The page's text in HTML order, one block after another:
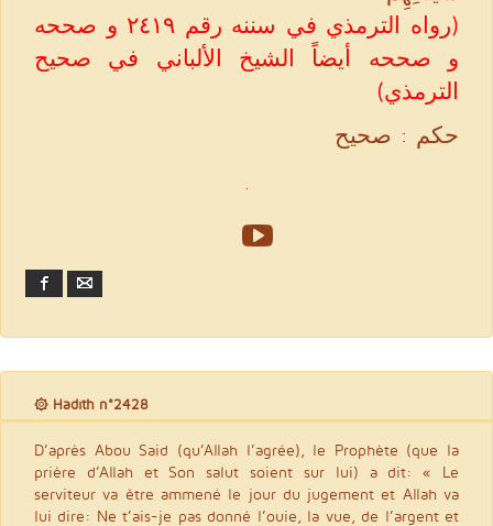
(رواه الترمذي في سننه رقم ٢٤١٩ و صححه
و صححه أيضاً الشيخ الألباني في صحيح
الترمذي)
حكم : صحيح
Facebook
۞ Hadith n°2428
D’après Abou Said (qu’Allah l’agrée), le Prophète (que la
prière d’Allah et Son salut soient sur lui) a dit: « Le
serviteur va être ammené le jour du jugement et Allah va
lui dire: Ne t’ais-je pas donné l’ouie, la vue, de l’argent et